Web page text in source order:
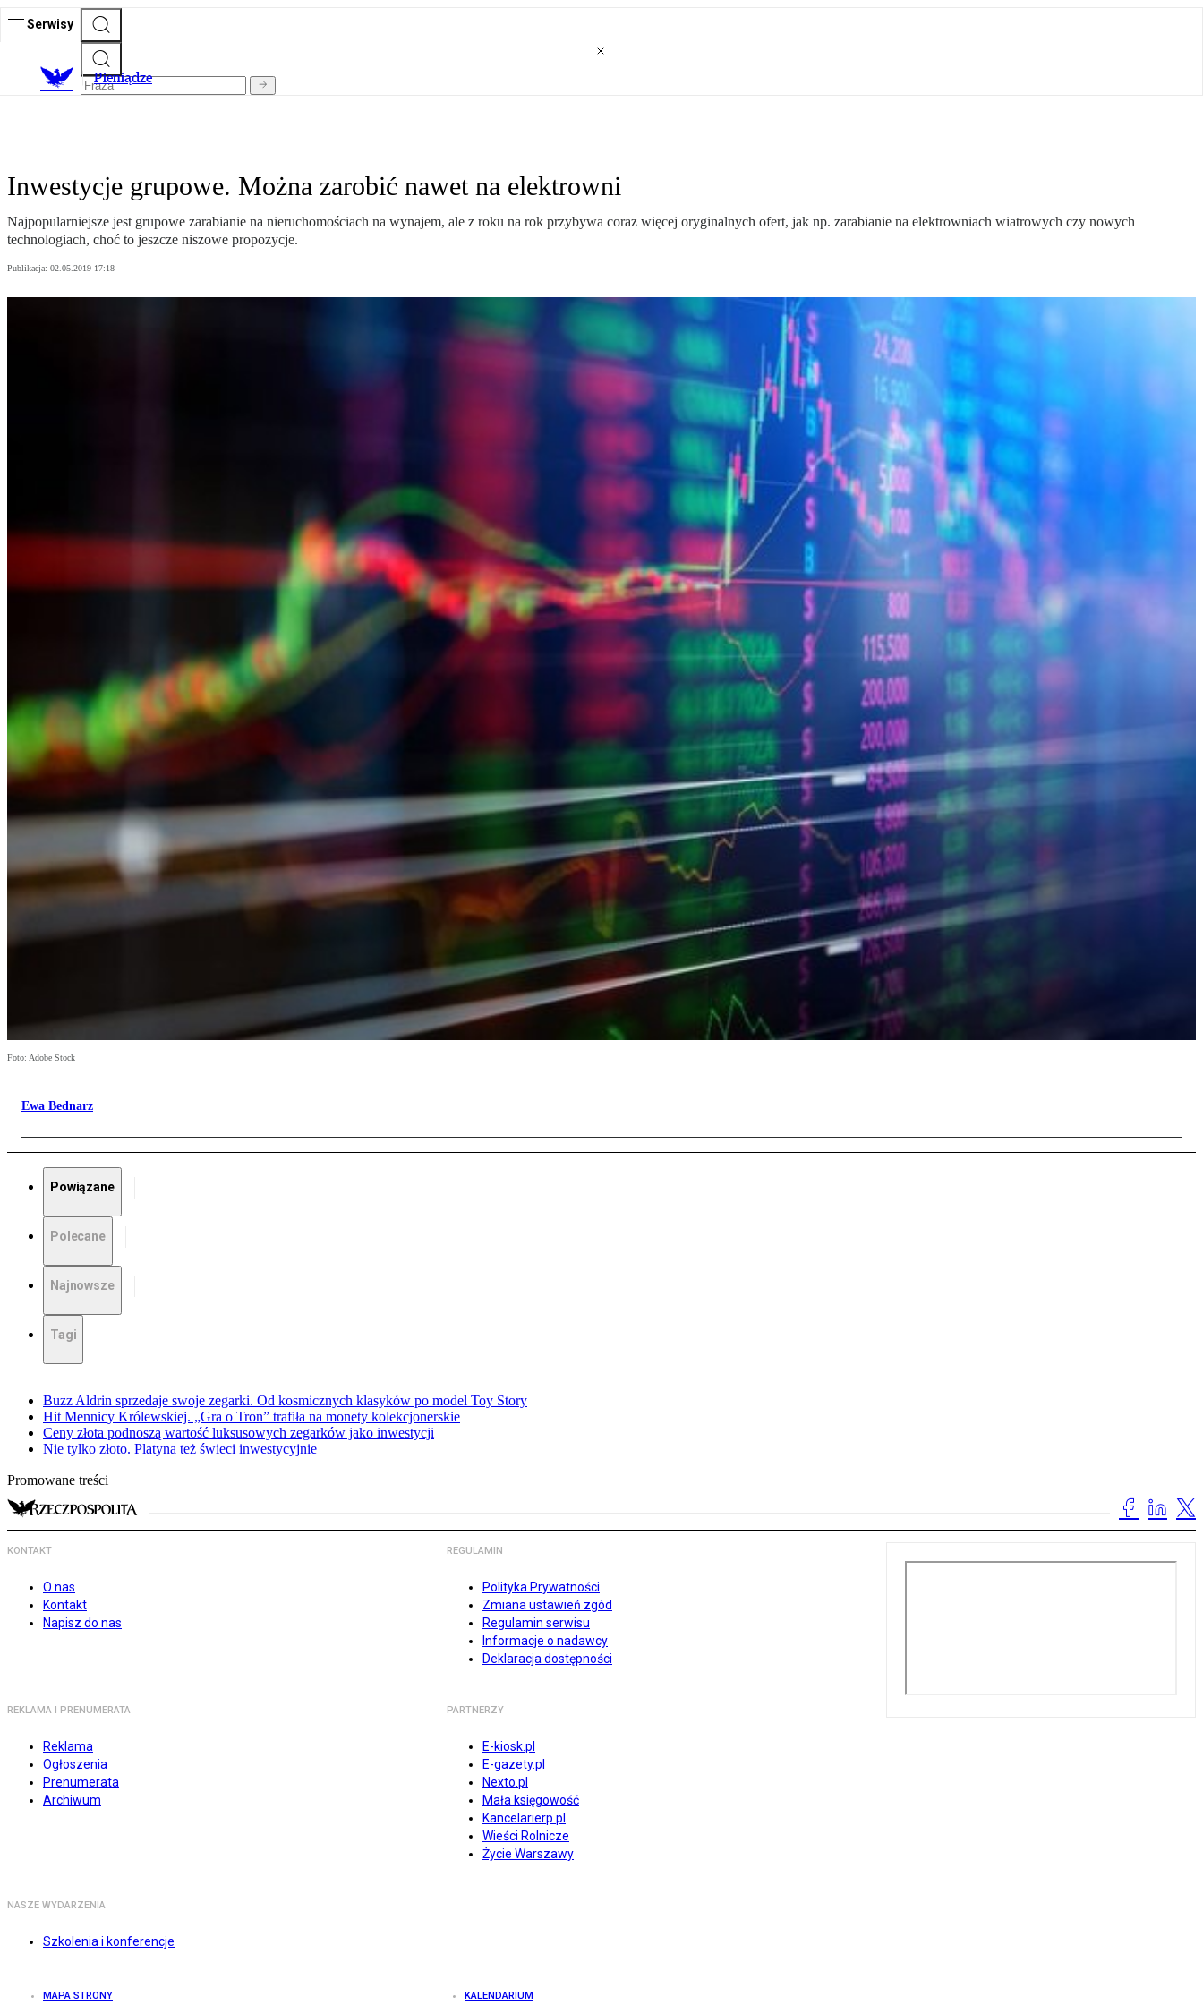
Serwisy
Pieniądze
Inwestycje grupowe. Można zarobić nawet na elektrowni
Najpopularniejsze jest grupowe zarabianie na nieruchomościach na wynajem, ale z roku na rok przybywa coraz więcej oryginalnych ofert, jak np. zarabianie na elektrowniach wiatrowych czy nowych
technologiach, choć to jeszcze niszowe propozycje.
Publikacja: 02.05.2019 17:18
Foto: Adobe Stock
Ewa Bednarz
Powiązane
Polecane
Najnowsze
Tagi
Buzz Aldrin sprzedaje swoje zegarki. Od kosmicznych klasyków po model Toy Story
Hit Mennicy Królewskiej. „Gra o Tron” trafiła na monety kolekcjonerskie
Ceny złota podnoszą wartość luksusowych zegarków jako inwestycji
Nie tylko złoto. Platyna też świeci inwestycyjnie
Promowane treści
KONTAKT
O nas
Kontakt
Napisz do nas
REGULAMIN
Polityka Prywatności
Zmiana ustawień zgód
Regulamin serwisu
Informacje o nadawcy
Deklaracja dostępności
REKLAMA I PRENUMERATA
Reklama
Ogłoszenia
Prenumerata
Archiwum
PARTNERZY
E-kiosk.pl
E-gazety.pl
Nexto.pl
Mała księgowość
Kancelarierp.pl
Wieści Rolnicze
Życie Warszawy
NASZE WYDARZENIA
Szkolenia i konferencje
MAPA STRONY KALENDARIUM